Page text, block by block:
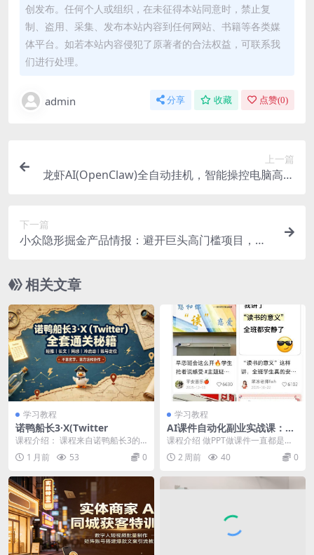
创发布。任何个人或组织，在未征得本站同意时，禁止复
制、盗用、采集、发布本站内容到任何网站、书籍等各类媒
体平台。如若本站内容侵犯了原著者的合法权益，可联系我
们进行处理。
admin 分享 收藏 点赞(0)
上一篇
龙虾AI(OpenClaw)全自动挂机，智能操控电脑高效
下一篇
小众隐形掘金产品情报：避开巨头高门槛项目，小
相关文章
学习教程
诺鸭船长3·X(Twitter
课程介绍： 课程来自诺鸭船长3的X
通关秘籍，内容涵盖账号搭建、蓝V
权益解析、算法...
1 月前 53 0
学习教程
AI课件自动化副业实战课：1
小时量产全套原创课件×小红
书素材批量生成×全自动变现
管线×半年卖3000单
课程介绍 做PPT做课件一直都是一
个刚性需求非常旺盛的赛道，你打
开小红书，淘宝，...
2 周前 40 0